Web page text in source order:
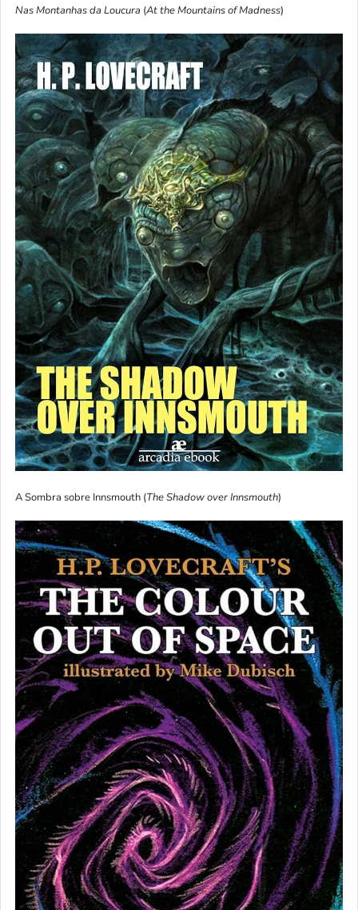
Nas Montanhas da Loucura (At the Mountains of Madness)
A Sombra sobre Innsmouth (The Shadow over Innsmouth)